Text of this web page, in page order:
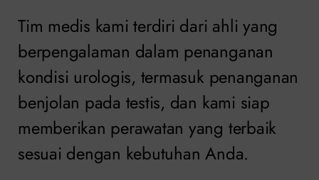
Tim medis kami terdiri dari ahli yang
berpengalaman dalam penanganan
kondisi urologis, termasuk penanganan
benjolan pada testis, dan kami siap
memberikan perawatan yang terbaik
sesuai dengan kebutuhan Anda.